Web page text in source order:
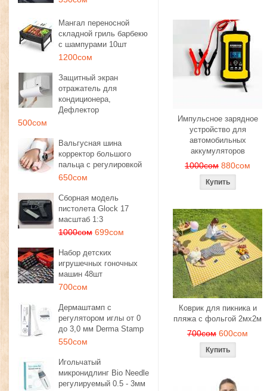
Мангал переносной
складной гриль барбекю
с шампурами 10шт
1200сом
Защитный экран
отражатель для
кондиционера,
Дефлектор
500сом
Вальгусная шина
корректор большого
пальца с регулировкой
650сом
Сборная модель
пистолета Glock 17
масштаб 1:3
1000сом 699сом
Набор детских
игрушечных гоночных
машин 48шт
700сом
Дермаштамп с
регулятором иглы от 0
до 3,0 мм Derma Stamp
550сом
Игольчатый
микронидлинг Bio Needle
регулируемый 0.5 - 3мм
Импульсное зарядное
устройство для
автомобильных
аккумуляторов
1000сом 880сом
Коврик для пикника и
пляжа с фольгой 2мх2м
700сом 600сом